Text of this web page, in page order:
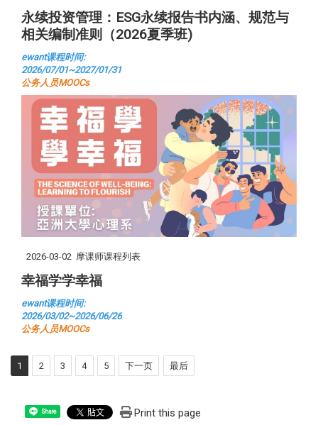
永续投资管理：ESG永续报告书内涵、规范与
相关编制准则（2026夏季班)
ewant课程时间:
2026/07/01~2027/01/31
公务人员MOOCs
2026-03-02 摩课师课程列表
幸福学学幸福
ewant课程时间:
2026/03/02~2026/06/26
公务人员MOOCs
1 2 3 4 5 下一页 最后
Share Print this page